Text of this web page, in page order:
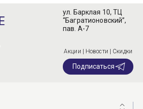
ул. Барклая 10, ТЦ
“Багратионовский”,
пав. А-7
Акции | Новости | Скидки
Подписаться